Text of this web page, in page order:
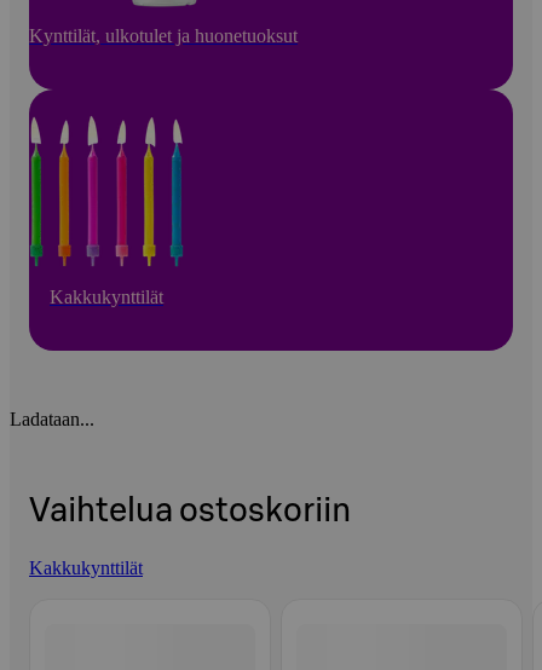
Kynttilät, ulkotulet ja huonetuoksut
Kakkukynttilät
Ladataan...
Vaihtelua ostoskoriin
Kakkukynttilät